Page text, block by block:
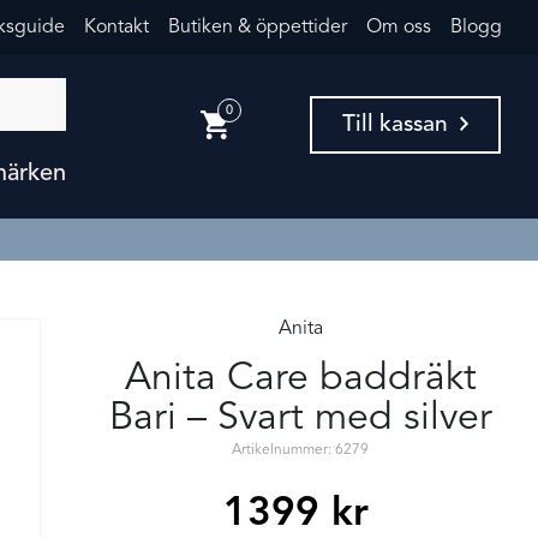
Kontakt Butiken & öppettider Om oss Blogg
0
Till kassan
Anita
Anita Care baddräkt
Bari – Svart med silver
Artikelnummer: 6279
1399 kr